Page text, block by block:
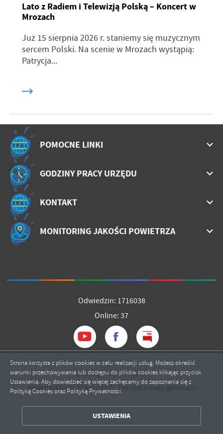
Lato z Radiem i Telewizją Polską – Koncert w
Mrozach
Już 15 sierpnia 2026 r. staniemy się muzycznym
sercem Polski. Na scenie w Mrozach wystąpią:
Patrycja...
POMOCNE LINKI
GODZINY PRACY URZĘDU
KONTAKT
MONITORING JAKOŚCI POWIETRZA
Odwiedzin: 1716038
Online: 37
Copyright by mrozy.pl
Powered by2ClickPortal® - Portale nowej generacji
Strona korzysta z plików cookies w celu realizacji usług. Możesz określić
warunki przechowywania lub dostępu do plików cookies klikając przycisk
Ustawienia. Aby dowiedzieć się więcej zachęcamy do zapoznania się z
Polityką Cookies oraz Polityką Prywatności.
USTAWIENIA
ZEZWÓL NA WSZYSTKIE